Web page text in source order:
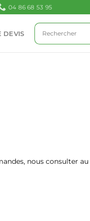
04 86 68 53 95
DEVIS
nous consulter au